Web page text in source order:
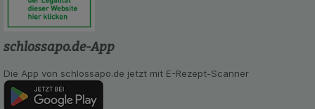
schlossapo.de-App
Die App von schlossapo.de jetzt mit E-Rezept-Scanner